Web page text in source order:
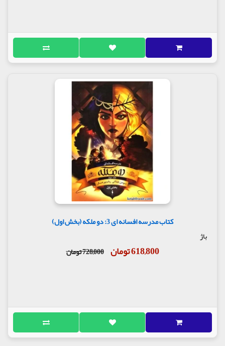
کتاب مدرسه افسانه ای 3: دو ملکه (بخش اول)
باژ
618,800 تومان 728,000 تومان